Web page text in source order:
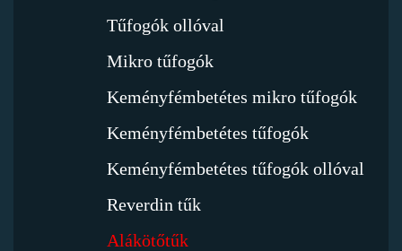
Tűfogók ollóval
Mikro tűfogók
Keményfémbetétes mikro tűfogók
Keményfémbetétes tűfogók
Keményfémbetétes tűfogók ollóval
Reverdin tűk
Alákötőtűk